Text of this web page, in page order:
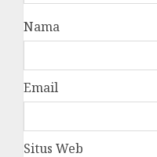
Nama
Email
Situs Web